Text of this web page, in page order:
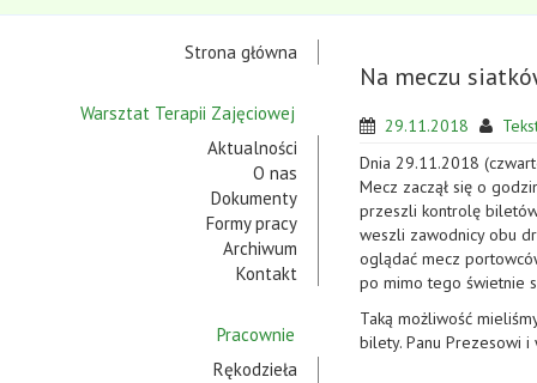
Strona główna
Warsztat Terapii Zajęciowej
Aktualności
O nas
Dokumenty
Formy pracy
Archiwum
Kontakt
Pracownie
Rękodzieła
Na meczu
29.11.2018
Dnia 29.11.2018
Mecz zaczął się o
przeszli kontrolę
weszli zawodnicy obu
oglądać mecz
po mimo tego świetnie
Taką możliwość
bilety. Panu Prezesowi